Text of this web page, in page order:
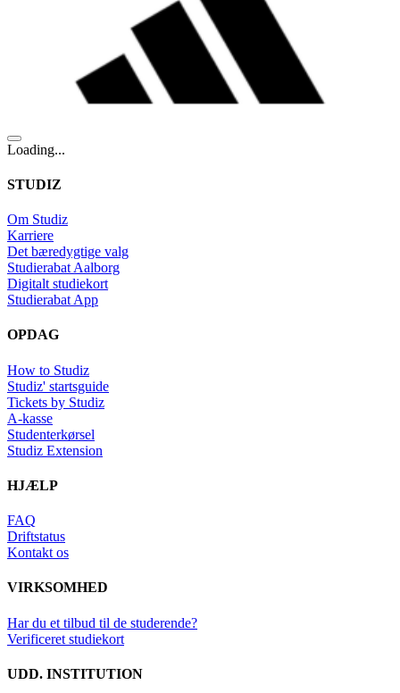
Loading...
STUDIZ
Om Studiz
Karriere
Det bæredygtige valg
Studierabat Aalborg
Digitalt studiekort
Studierabat App
OPDAG
How to Studiz
Studiz' startsguide
Tickets by Studiz
A-kasse
Studenterkørsel
Studiz Extension
HJÆLP
FAQ
Driftstatus
Kontakt os
VIRKSOMHED
Har du et tilbud til de studerende?
Verificeret studiekort
UDD. INSTITUTION